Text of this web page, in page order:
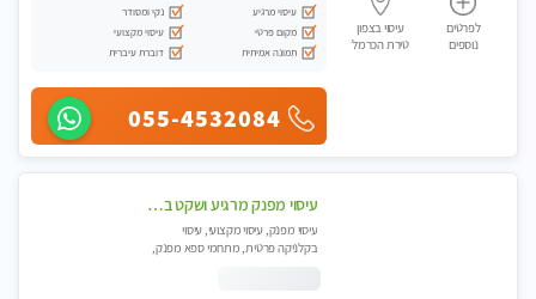
לפרטים
נוספים
עיסוי בצפון
טירת הכרמל
עיסוי מרגיע
נקי ומסודר
מקום פרטי
עיסוי מקצועי
תמונה אמיתית
דוברת עיברית
055-4532084
עיסוי מפנק מרגיע ושקט במקום מדהים עיסוי מושקע מאוד -טל-04-8704141
עיסוי מפנק, עיסוי מקצועי, עיסוי
בקלניקה פרטית, מתחמי ספא מפנק,